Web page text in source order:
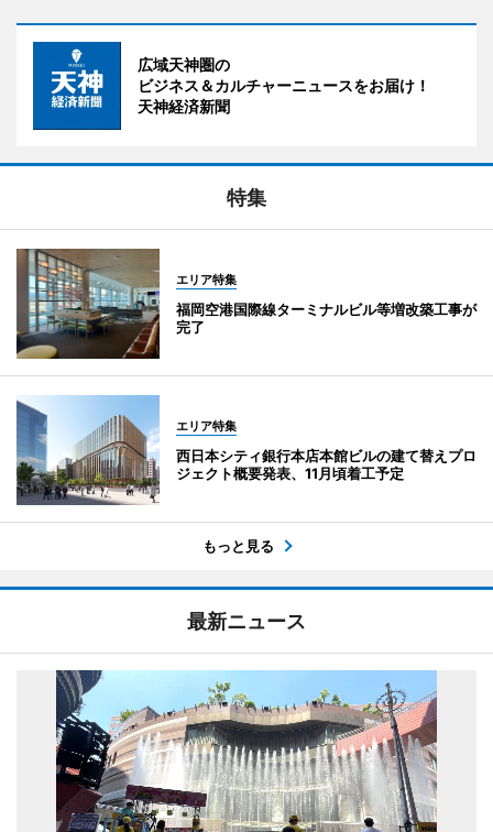
広域天神圏の
ビジネス＆カルチャーニュースをお届け！
天神経済新聞
特集
エリア特集
福岡空港国際線ターミナルビル等増改築工事が
完了
エリア特集
西日本シティ銀行本店本館ビルの建て替えプロ
ジェクト概要発表、11月頃着工予定
もっと見る
最新ニュース